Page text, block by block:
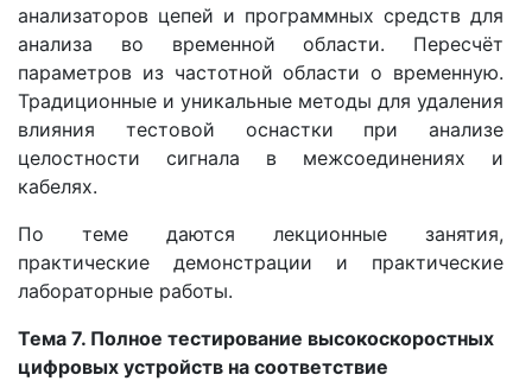
анализаторов цепей и программных средств для
анализа во временной области. Пересчёт
параметров из частотной области о временную.
Традиционные и уникальные методы для удаления
влияния тестовой оснастки при анализе
целостности сигнала в межсоединениях и
кабелях.
По теме даются лекционные занятия,
практические демонстрации и практические
лабораторные работы.
Тема 7. Полное тестирование высокоскоростных
цифровых устройств на соответствие